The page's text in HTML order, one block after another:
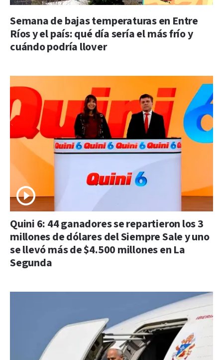
Semana de bajas temperaturas en Entre
Ríos y el país: qué día sería el más frío y
cuándo podría llover
Quini 6: 44 ganadores se repartieron los 3
millones de dólares del Siempre Sale y uno
se llevó más de $4.500 millones en La
Segunda